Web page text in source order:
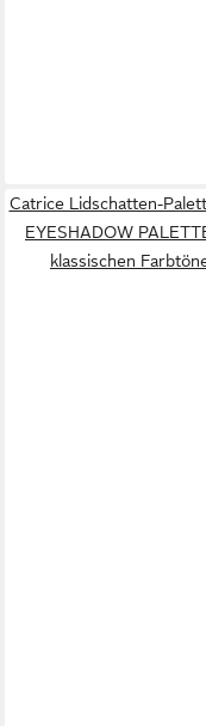
Catrice Lidschatten-
EYESHADOW
klassischen